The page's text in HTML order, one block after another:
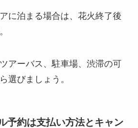
に泊まる場合は、花火終了後
アーバス、駐車場、渋滞の可
選びましょう。
予約は支払い方法とキャン